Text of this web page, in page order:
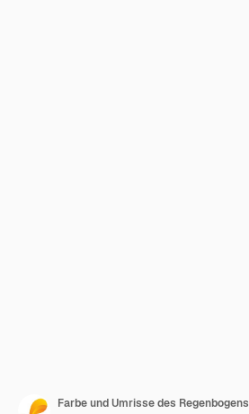
Farbe und Umrisse des Regenbogens